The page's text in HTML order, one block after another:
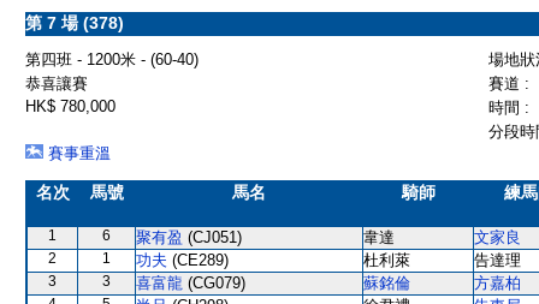
第 7 場 (378)
第四班 - 1200米 - (60-40)
場地
恭喜讓賽
賽道 :
HK$ 780,000
時間 :
分段
賽事重溫
名次 馬號 馬名 騎師 練
1 6 聚有盈 (CJ051) 韋達 文家良
2 1 功夫 (CE289) 杜利萊 告達理
3 3 喜富龍 (CG079) 蘇銘倫 方嘉柏